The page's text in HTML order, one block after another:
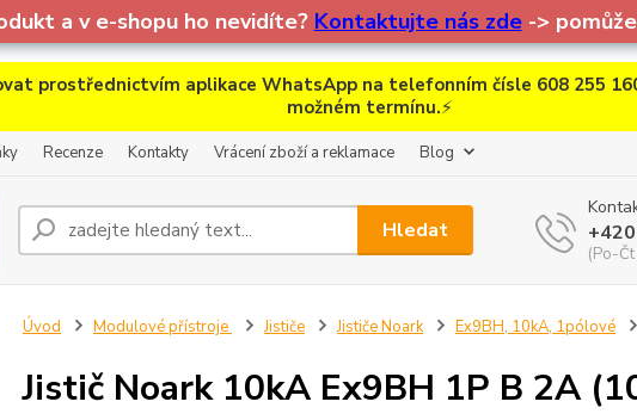
a v e-shopu ho nevidíte? Kontaktujte nás zde->
prostřednictvím aplikace WhatsApp na telefonním čísle 608 255
možném termínu.⚡
Recenze Kontakty Vrácení zboží a reklamace Blog
Hledat
(Po-
Úvod Modulové přístroje Jističe Jističe Noark Ex9BH, 10kA, 1pólové
Jistič Noark 10kA Ex9BH 1P B 2A